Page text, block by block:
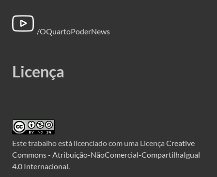
/OQuartoPoderNews
Licença
Este trabalho está licenciado com uma Licença Creative
Commons - Atribuição-NãoComercial-CompartilhaIgual
4.0 Internacional